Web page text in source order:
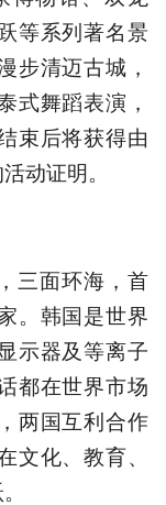
等系列著名景
步清迈古城，
式舞蹈表演，
束后将获得由
动证明。
三面环海，首
。韩国是世界
示器及等离子
都在世界市场
两国互利合作
文化、教育、